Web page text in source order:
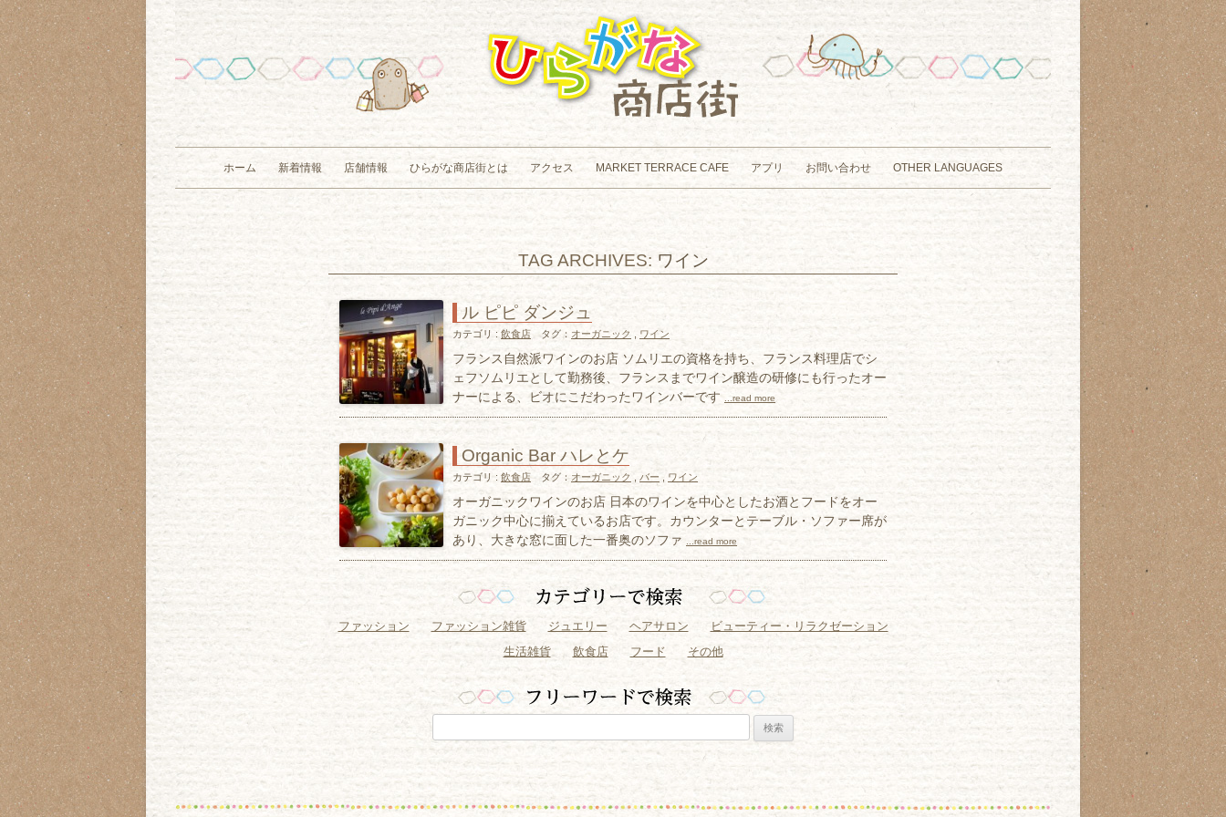
Skip to content
ホーム 新着情報 店舗情報 ひらがな商店街とは アクセス MARKET TERRACE CAFE アプリ お問い合わせ OTHER LANGUAGES
TAG ARCHIVES: ワイン
ル ピピ ダンジュ
カテゴリ : 飲食店 タグ： オーガニック ワイン
フランス自然派ワインのお店 ソムリエの資格を持ち、フランス料理店でシ
ェフソムリエとして勤務後、フランスまでワイン醸造の研修にも行ったオー
ナーによる、ビオにこだわったワインバーです
...read more
Organic Bar ハレとケ
カテゴリ : 飲食店 タグ： オーガニック バー ワイン
オーガニックワインのお店 日本のワインを中心としたお酒とフードをオー
ガニック中心に揃えているお店です。カウンターとテーブル・ソファー席が
あり、大きな窓に面した一番奥のソファ
...read more
ファッション ファッション雑貨 ジュエリー ヘアサロン
ビューティー・リラクゼーション
生活雑貨
飲食店 フード その他